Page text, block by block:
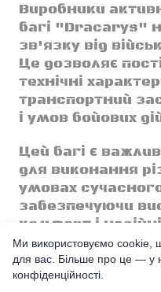
Виробники
багі "Dracarys"
зв'язку від
Це дозволяє
технічні
транспортний
і умов бойових
Цей багі є
для виконання
умовах
забезпечуючи
комфорт і
Детально про
Ми використовуємо cookie,
для вас. Більше про це — у
конфіденційності.